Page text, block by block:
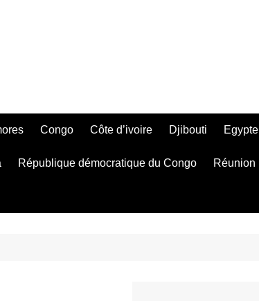
Congo Côte d’ivoire Djibouti Egypte
République démocratique du Congo Réunion